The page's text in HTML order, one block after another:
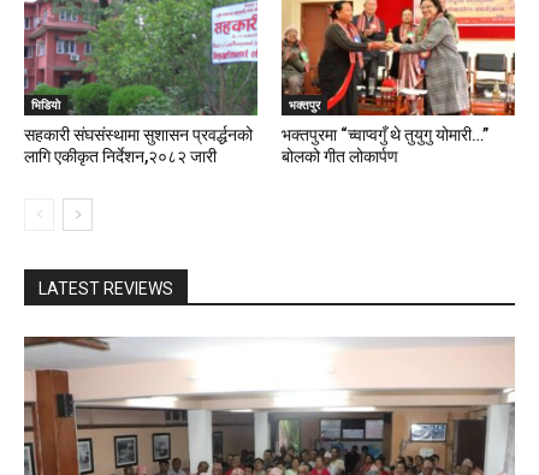
भिडियाे
सहकारी संघसंस्थामा सुशासन प्रवर्द्धनको
लागि एकीकृत निर्देशन,२०८२ जारी
भक्तपुर
भक्तपुरमा “च्वाप्वगुँ थे तुयुगु योमारी…”
बोलको गीत लोकार्पण
LATEST REVIEWS